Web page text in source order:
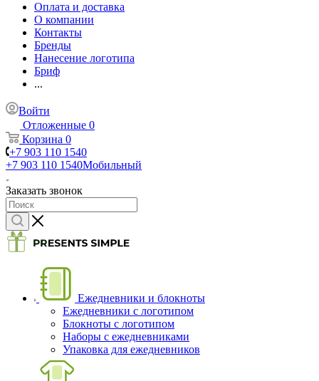
Оплата и доставка
О компании
Контакты
Бренды
Нанесение логотипа
Бриф
...
Войти
Отложенные 0
Корзина 0
+7 903 110 1540
+7 903 110 1540Мобильный
Заказать звонок
Ежедневники и блокноты
Ежедневники с логотипом
Блокноты с логотипом
Наборы с ежедневниками
Упаковка для ежедневников